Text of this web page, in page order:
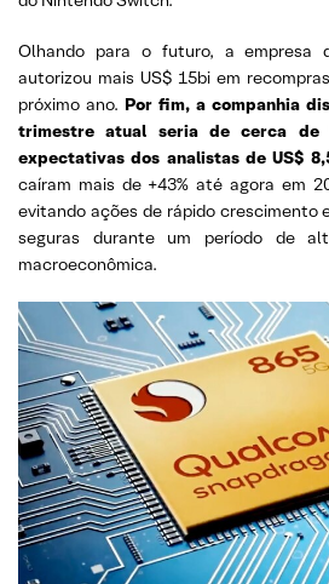
Olhando para o futuro, a empresa
autorizou mais US$ 15bi em
próximo ano. Por fim, a companhia
trimestre atual seria de cerca de
expectativas dos analistas de US$
caíram mais de +43% até agora em
evitando ações de rápido crescimento
seguras durante um período de
macroeconômica.